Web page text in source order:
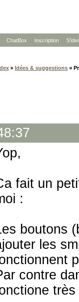
ChatBox Inscription
» Idées & suggestions »
fait un
:
boutons
les
contre
très